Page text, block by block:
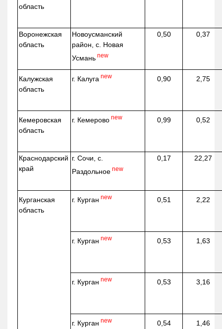
область
Воронежская
область
Новоусманский
район, с. Новая
Усмань new
0,50 0,37
Калужская
область
г. Калуга new 0,90 2,75
Кемеровская
область
г. Кемерово new 0,99 0,52
Краснодарский
край
г. Сочи, с.
Раздольное new
0,17 22,27
Курганская
область
г. Курган new 0,51 2,22
г. Курган new 0,53 1,63
г. Курган new 0,53 3,16
г. Курган new 0,54 1,46